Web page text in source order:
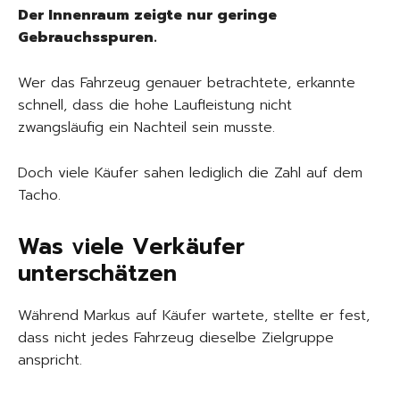
Der Innenraum zeigte nur geringe
Gebrauchsspuren.
Wer das Fahrzeug genauer betrachtete, erkannte
schnell, dass die hohe Laufleistung nicht
zwangsläufig ein Nachteil sein musste.
Doch viele Käufer sahen lediglich die Zahl auf dem
Tacho.
Was viele Verkäufer
unterschätzen
Während Markus auf Käufer wartete, stellte er fest,
dass nicht jedes Fahrzeug dieselbe Zielgruppe
anspricht.